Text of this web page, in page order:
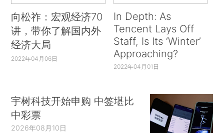
向松祚：宏观经济70
讲，带你了解国内外
经济大局
2022年04月06日
In Depth: As
Tencent Lays Off
Staff, Is Its ‘Winter’
Approaching?
2022年04月01日
宇树科技开始申购 中签堪比
中彩票
2026年08月10日